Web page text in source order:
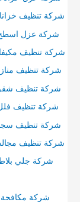
شركة تنظيف خزانات بالاحساء
شركة عزل اسطح بالاحساء
شركة تنظيف مكيفات بالاحساء
شركة تنظيف منازل بالاحساء
شركة تنظيف شقق بالاحساء
شركة تنظيف فلل بالاحساء
شركة تنظيف سجاد بالاحساء
شركة تنظيف مجالس بالاحساء
شركة جلي بلاط بالدمام
شركة مكافحة